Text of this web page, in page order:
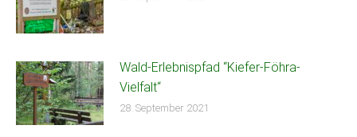
Wald-Erlebnispfad “Kiefer-Föhra-
Vielfalt“
28. September 2021